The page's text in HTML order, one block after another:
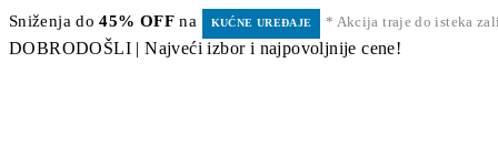
Sniženja do45% OFF na KUĆNE UREĐAJE * Akcija traje do isteka
DOBRODOŠLI | Najveći izbor i najpovoljnije cene!